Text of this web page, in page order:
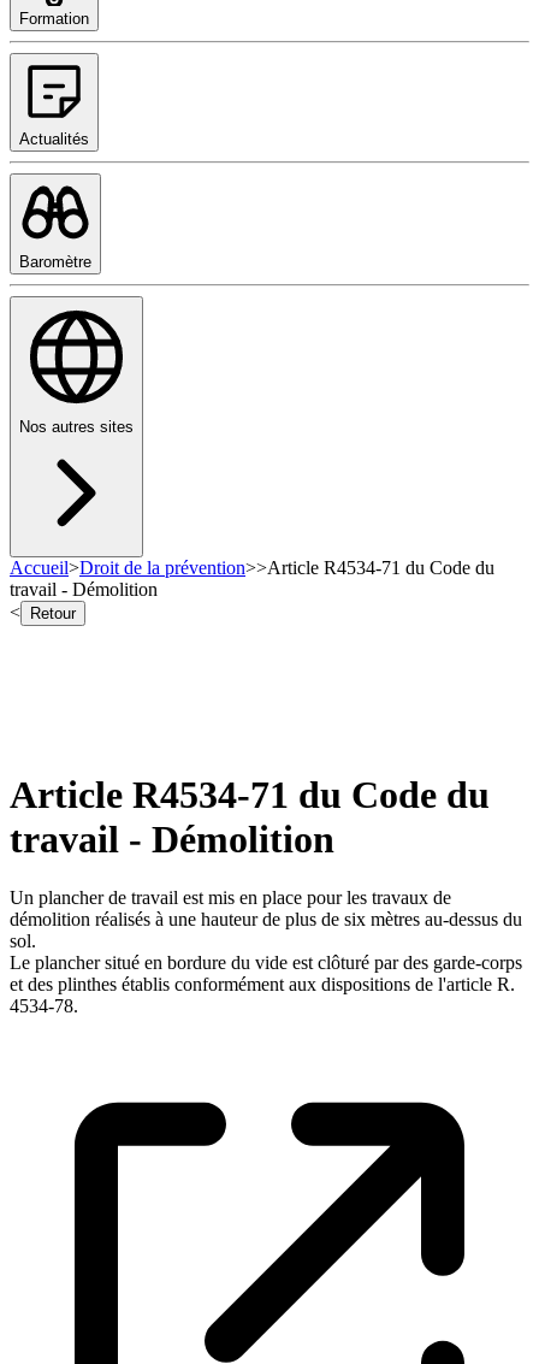
Formation
Actualités
Baromètre
Nos autres sites
Accueil>Droit de la prévention>>Article R4534-71 du Code du
travail - Démolition
<
Retour
Article R4534-71 du Code du
travail - Démolition
Un plancher de travail est mis en place pour les travaux de
démolition réalisés à une hauteur de plus de six mètres au-dessus du
sol.
Le plancher situé en bordure du vide est clôturé par des garde-corps
et des plinthes établis conformément aux dispositions de l'article R.
4534-78.